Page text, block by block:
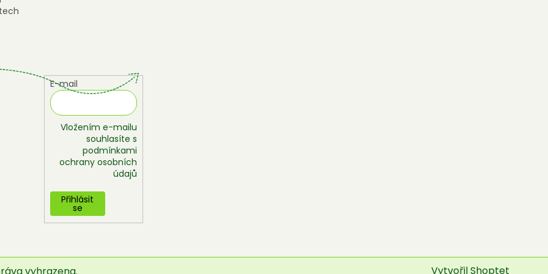
E-mail
Vložením e-mailu
souhlasíte s
podmínkami
ochrany osobních
údajů
Přihlásit
se
Vytvořil Shoptet